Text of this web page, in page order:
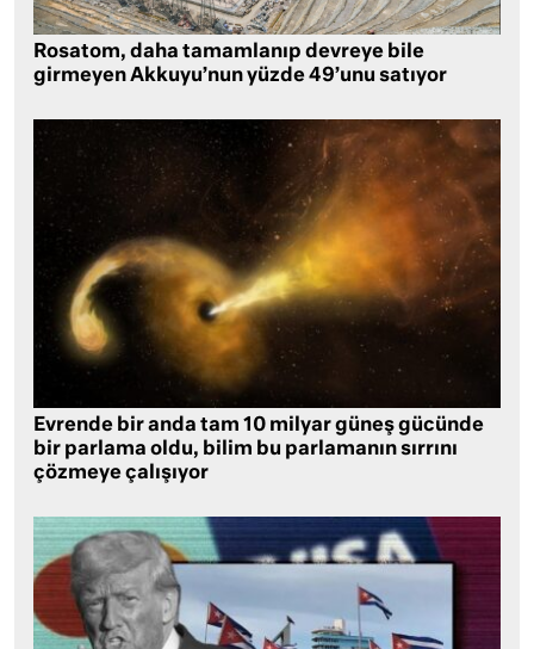
Rosatom, daha tamamlanıp devreye bile
girmeyen Akkuyu’nun yüzde 49’unu satıyor
Evrende bir anda tam 10 milyar güneş gücünde
bir parlama oldu, bilim bu parlamanın sırrını
çözmeye çalışıyor